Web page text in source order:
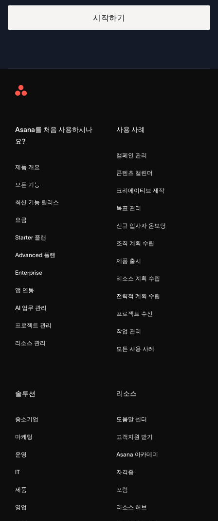
시작하기
Asana
Asana를 처음 사용하시나
요?
제품 개요
모든 기능
최신 기능 릴리스
요금
Starter 플랜
Advanced 플랜
Enterprise
앱 연동
AI 업무 관리
프로젝트 관리
리소스 관리
사용 사례
캠페인 관리
콘텐츠 캘린더
크리에이티브 제작
목표 관리
신규 입사자 온보딩
조직 계획 수립
제품 출시
리소스 계획 수립
전략적 계획 수립
프로젝트 수신
작업 관리
모든 사용 사례
솔루션
중소기업
마케팅
운영
IT
제품
영업
리소스
도움말 센터
고객지원 받기
Asana 아카데미
자격증
포럼
리소스 허브